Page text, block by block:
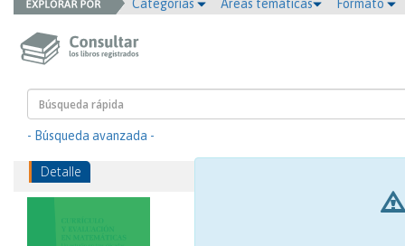
Categorías Áreas temáticas Formato
- Búsqueda avanzada -
Detalle